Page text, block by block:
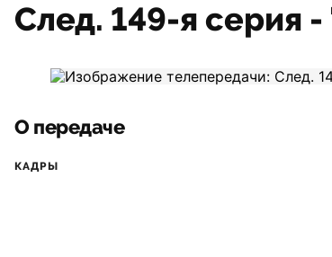
След. 149-я серия
О передаче
КАДРЫ